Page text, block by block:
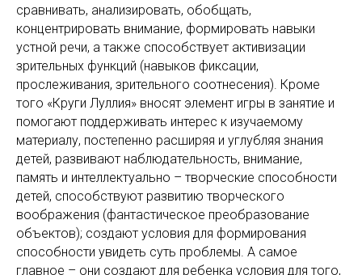
сравнивать, анализировать, обобщать,
концентрировать внимание, формировать навыки
устной речи, а также способствует активизации
зрительных функций (навыков фиксации,
прослеживания, зрительного соотнесения). Кроме
того «Круги Луллия» вносят элемент игры в занятие и
помогают поддерживать интерес к изучаемому
материалу, постепенно расширяя и углубляя знания
детей, развивают наблюдательность, внимание,
память и интеллектуально – творческие способности
детей, способствуют развитию творческого
воображения (фантастическое преобразование
объектов); создают условия для формирования
способности увидеть суть проблемы. А самое
главное – они создают для ребенка условия для того,